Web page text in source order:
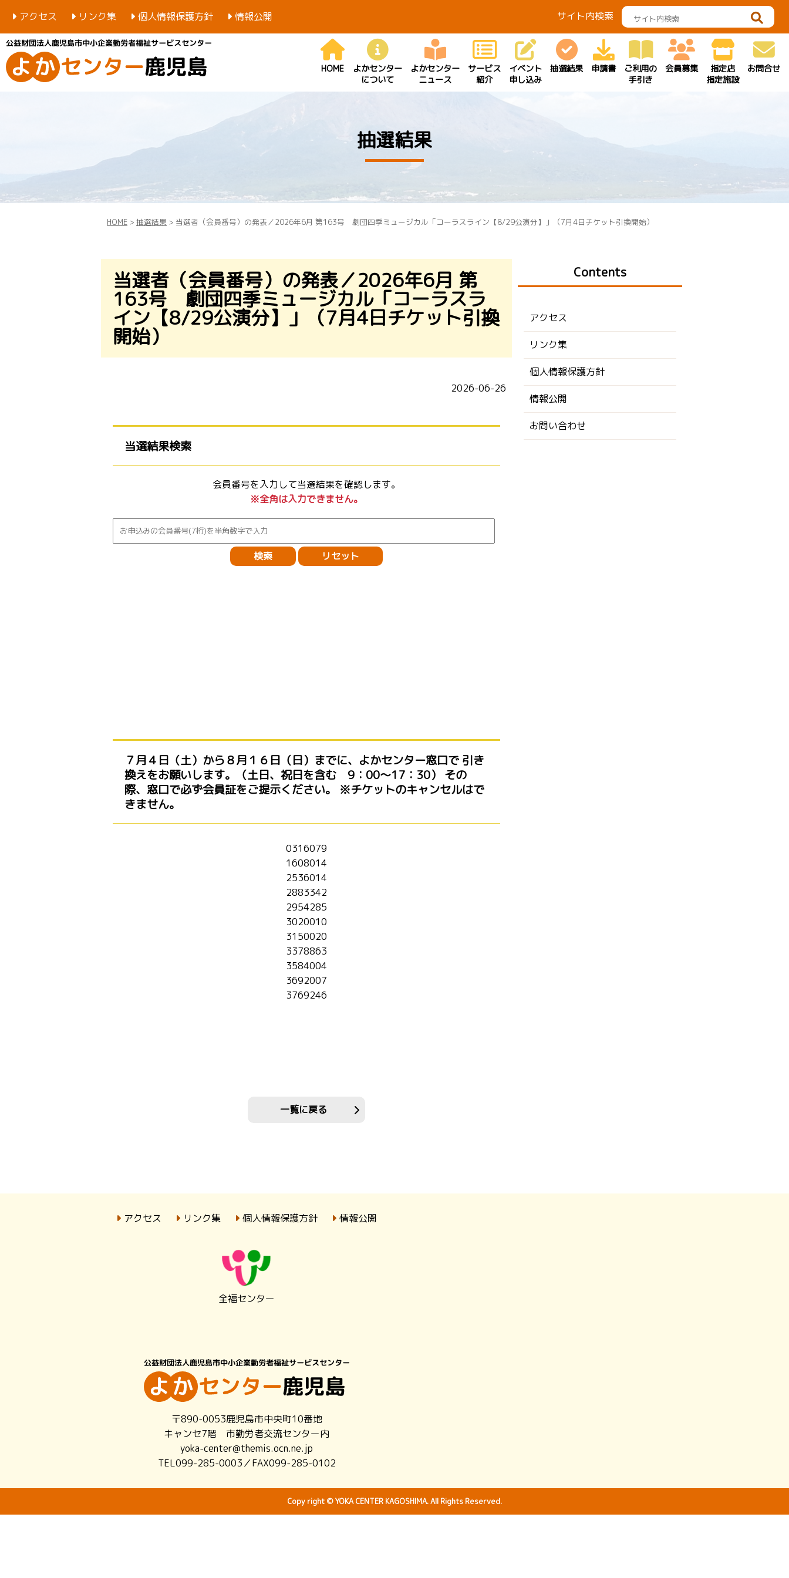
アクセス リンク集 個人情報保護方針 情報公開 サイト内検索
HOME
よかセンター
について
よかセンター
ニュース
サービス
紹介
イベント
申し込み
抽選結果 申請書
ご利用の
手引き
会員募集
指定店
指定施設
お問合せ
抽選結果
HOME > 抽選結果 > 当選者（会員番号）の発表／2026年6月 第163号 劇団四季ミュージカル「コーラスライン【8/29公演分】」（7月4日チケット引換開始）
当選者（会員番号）の発表／2026年6月 第
163号 劇団四季ミュージカル「コーラスラ
イン【8/29公演分】」（7月4日チケット引換
開始）
2026-06-26
当選結果検索
会員番号を入力して当選結果を確認します。
※全角は入力できません。
７月４日（土）から８月１６日（日）までに、よかセンター窓口で 引き
換えをお願いします。（土日、祝日を含む 9：00～17：30） その
際、窓口で必ず会員証をご提示ください。 ※チケットのキャンセルはで
きません。
0316079
1608014
2536014
2883342
2954285
3020010
3150020
3378863
3584004
3692007
3769246
一覧に戻る
Contents
アクセス
リンク集
個人情報保護方針
情報公開
お問い合わせ
アクセス リンク集 個人情報保護方針 情報公開
全福センター
〒890-0053鹿児島市中央町10番地
キャンセ7階 市勤労者交流センター内
yoka-center@themis.ocn.ne.jp
TEL099-285-0003／FAX099-285-0102
Copy right © YOKA CENTER KAGOSHIMA. All Rights Reserved.